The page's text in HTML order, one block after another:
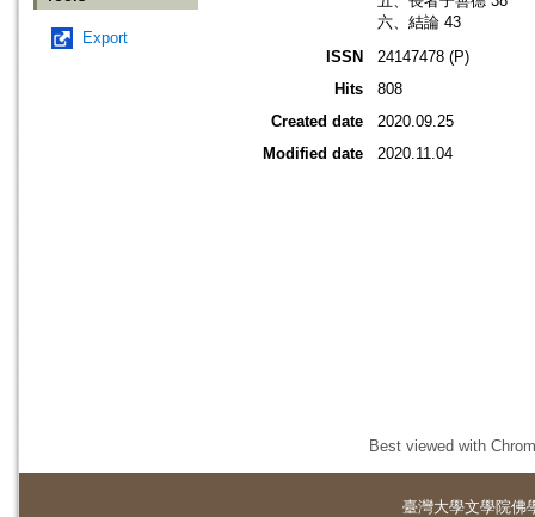
Export
六、結論 43
ISSN
24147478 (P)
Hits
808
Created date
2020.09.25
Modified date
2020.11.04
Best viewed with
臺灣大學文學院佛